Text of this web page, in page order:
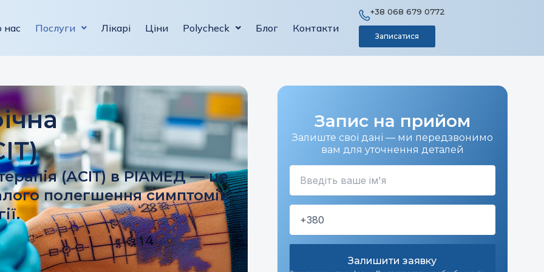
нас Послуги Лікарі Ціни Polycheck Блог Контакти
+38 068 679 0772
Записатися
(АСІТ) в РІАМЕД — це
полегшення симптомів
Запис на прийом
Залиште свої дані — ми передзвонимо
вам для уточнення деталей